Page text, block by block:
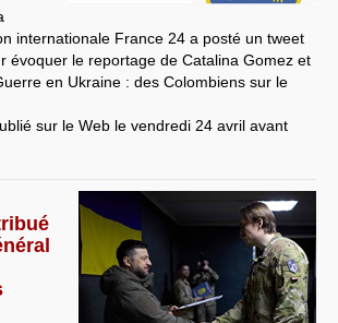
internationale France 24 a posté un tweet
évoquer le reportage de Catalina Gomez et
en Ukraine : des Colombiens sur le
sur le Web le vendredi 24 avril avant